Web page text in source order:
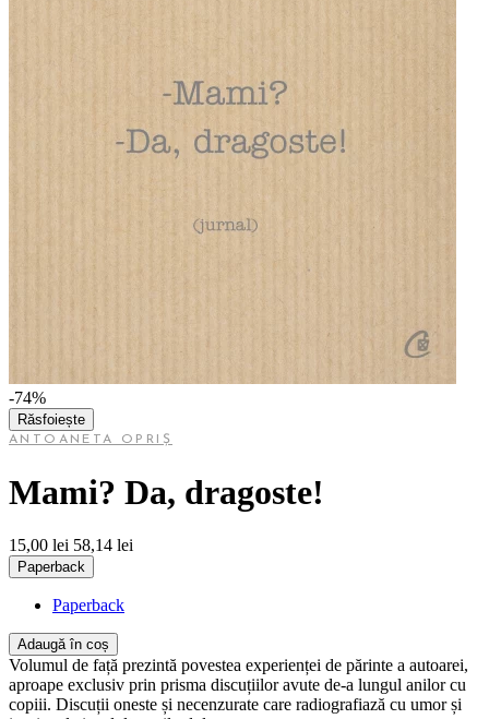
-74%
Răsfoiește
ANTOANETA OPRIȘ
Mami? Da, dragoste!
15,00 lei 58,14 lei
Paperback
Paperback
Adaugă în coș
Volumul de față prezintă povestea experienței de părinte a autoarei,
aproape exclusiv prin prisma discuțiilor avute de-a lungul anilor cu
copiii. Discuții oneste și necenzurate care radiografiază cu umor și